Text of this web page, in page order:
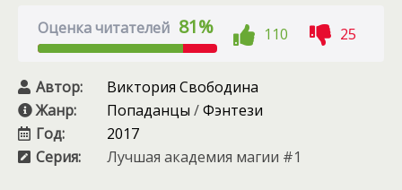
Оценка читателей 81% 110 25
Автор:
Виктория Свободина
Жанр:
Попаданцы /Фэнтези
Год:
2017
Серия:
Лучшая академия магии #1